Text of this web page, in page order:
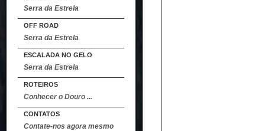
Serra da Estrela
OFF ROAD
Serra da Estrela
ESCALADA NO GELO
Serra da Estrela
ROTEIROS
Conhecer o Douro ...
CONTATOS
Contate-nos agora mesmo